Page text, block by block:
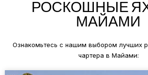
РОСКОШНЫЕ
МАЙАМИ
Ознакомьтесь с нашим выбором лучших
чартера в Майами: